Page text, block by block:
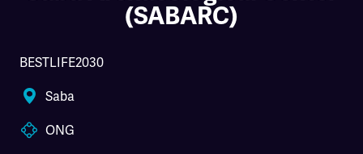
(SABARC)
BESTLIFE2030
Saba
ONG